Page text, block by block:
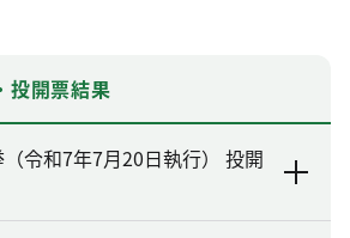
投開票結果
令和7年7月20日執行） 投開